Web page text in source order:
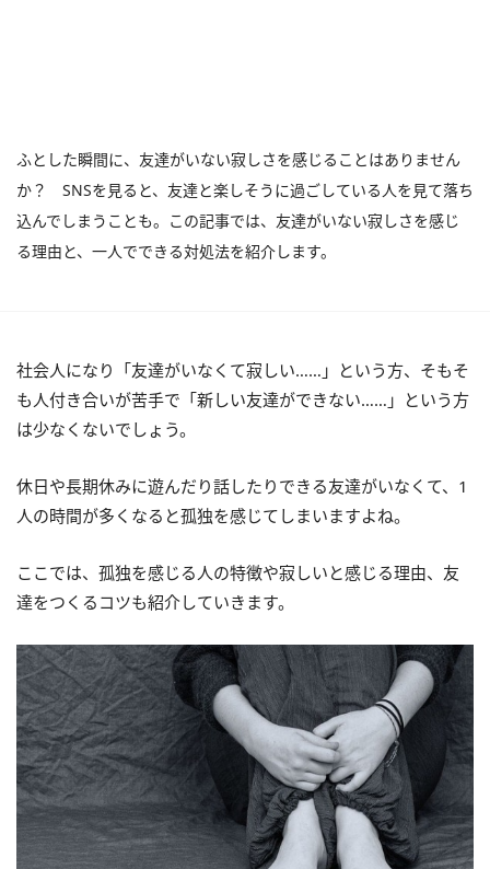
ふとした瞬間に、友達がいない寂しさを感じることはありません
か？ SNSを見ると、友達と楽しそうに過ごしている人を見て落ち
込んでしまうことも。この記事では、友達がいない寂しさを感じ
る理由と、一人でできる対処法を紹介します。
社会人になり「友達がいなくて寂しい……」という方、そもそ
も人付き合いが苦手で「新しい友達ができない……」という方
は少なくないでしょう。
休日や長期休みに遊んだり話したりできる友達がいなくて、1
人の時間が多くなると孤独を感じてしまいますよね。
ここでは、孤独を感じる人の特徴や寂しいと感じる理由、友
達をつくるコツも紹介していきます。